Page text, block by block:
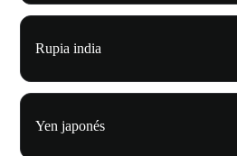
Rupia india
Yen japonés